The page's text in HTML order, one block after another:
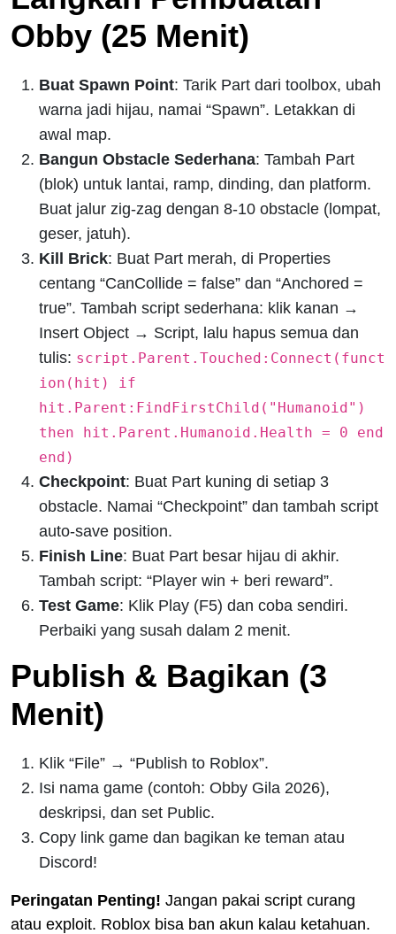
Obby (25 Menit)
Buat Spawn Point: Tarik Part dari toolbox, ubah
warna jadi hijau, namai “Spawn”. Letakkan di
awal map.
Bangun Obstacle Sederhana: Tambah Part
(blok) untuk lantai, ramp, dinding, dan platform.
Buat jalur zig-zag dengan 8-10 obstacle (lompat,
geser, jatuh).
Kill Brick: Buat Part merah, di Properties
centang “CanCollide = false” dan “Anchored =
true”. Tambah script sederhana: klik kanan →
Insert Object → Script, lalu hapus semua dan
tulis: script.Parent.Touched:Connect(funct
ion(hit) if
hit.Parent:FindFirstChild("Humanoid")
then hit.Parent.Humanoid.Health = 0 end
end)
Checkpoint: Buat Part kuning di setiap 3
obstacle. Namai “Checkpoint” dan tambah script
auto-save position.
Finish Line: Buat Part besar hijau di akhir.
Tambah script: “Player win + beri reward”.
Test Game: Klik Play (F5) dan coba sendiri.
Perbaiki yang susah dalam 2 menit.
Publish & Bagikan (3
Menit)
Klik “File” → “Publish to Roblox”.
Isi nama game (contoh: Obby Gila 2026),
deskripsi, dan set Public.
Copy link game dan bagikan ke teman atau
Discord!
Peringatan Penting! Jangan pakai script curang
atau exploit. Roblox bisa ban akun kalau ketahuan.